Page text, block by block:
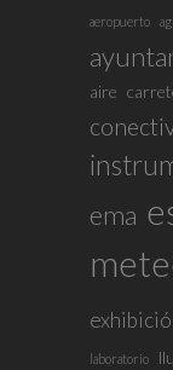
aeropuerto
aire
ema
laboratorio